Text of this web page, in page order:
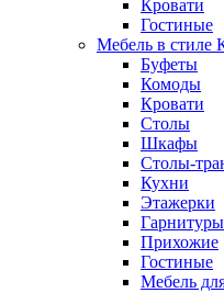
Кровати
Гостиные
Мебель в стиле
Буфеты
Комоды
Кровати
Столы
Шкафы
Столы-
Кухни
Этажерки
Гарнитуры
Прихожие
Гостиные
Мебель